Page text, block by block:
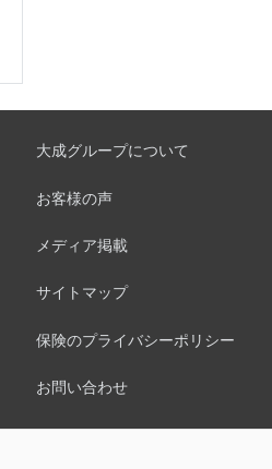
大成グループについて
お客様の声
メディア掲載
サイトマップ
保険のプライバシーポリシー
お問い合わせ